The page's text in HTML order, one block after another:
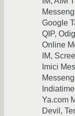
Google
QIP,
Online
IM,
Imici
Ya.com
Devil,